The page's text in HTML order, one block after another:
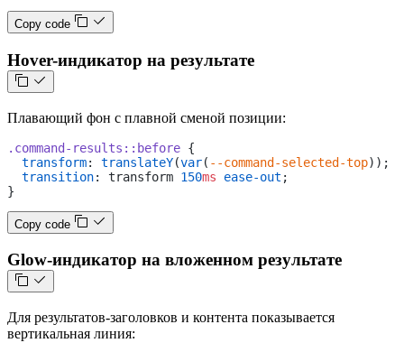
Copy code
Hover-индикатор на результате
Плавающий фон с плавной сменой позиции:
.command-results::before {
  transform
: translateY(var( --command-selected-top));
  transition
: transform 150ms ease-out ;
}
Copy code
Glow-индикатор на вложенном результате
Для результатов-заголовков и контента показывается
вертикальная линия: